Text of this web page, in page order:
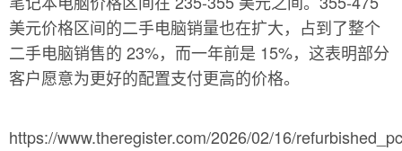
美元价格区间的二手电脑销量也在扩大，占到了整个
二手电脑销售的 23%，而一年前是 15%，这表明部分
客户愿意为更好的配置支付更高的价格。
https://www.theregister.com/2026/02/16/